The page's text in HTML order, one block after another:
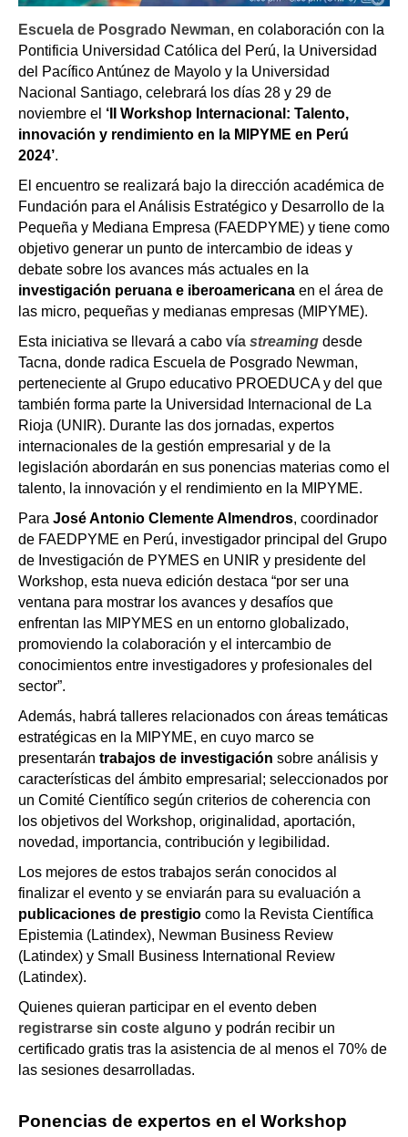
Escuela de Posgrado Newman, en colaboración con la
Pontificia Universidad Católica del Perú, la Universidad
del Pacífico Antúnez de Mayolo y la Universidad
Nacional Santiago, celebrará los días 28 y 29 de
noviembre el ‘II Workshop Internacional: Talento,
innovación y rendimiento en la MIPYME en Perú
2024’.
El encuentro se realizará bajo la dirección académica de
Fundación para el Análisis Estratégico y Desarrollo de la
Pequeña y Mediana Empresa (FAEDPYME) y tiene como
objetivo generar un punto de intercambio de ideas y
debate sobre los avances más actuales en la
investigación peruana e iberoamericana en el área de
las micro, pequeñas y medianas empresas (MIPYME).
Esta iniciativa se llevará a cabo vía streaming desde
Tacna, donde radica Escuela de Posgrado Newman,
perteneciente al Grupo educativo PROEDUCA y del que
también forma parte la Universidad Internacional de La
Rioja (UNIR). Durante las dos jornadas, expertos
internacionales de la gestión empresarial y de la
legislación abordarán en sus ponencias materias como el
talento, la innovación y el rendimiento en la MIPYME.
Para José Antonio Clemente Almendros, coordinador
de FAEDPYME en Perú, investigador principal del Grupo
de Investigación de PYMES en UNIR y presidente del
Workshop, esta nueva edición destaca “por ser una
ventana para mostrar los avances y desafíos que
enfrentan las MIPYMES en un entorno globalizado,
promoviendo la colaboración y el intercambio de
conocimientos entre investigadores y profesionales del
sector”.
Además, habrá talleres relacionados con áreas temáticas
estratégicas en la MIPYME, en cuyo marco se
presentarán trabajos de investigación sobre análisis y
características del ámbito empresarial; seleccionados por
un Comité Científico según criterios de coherencia con
los objetivos del Workshop, originalidad, aportación,
novedad, importancia, contribución y legibilidad.
Los mejores de estos trabajos serán conocidos al
finalizar el evento y se enviarán para su evaluación a
publicaciones de prestigio como la Revista Científica
Epistemia (Latindex), Newman Business Review
(Latindex) y Small Business International Review
(Latindex).
Quienes quieran participar en el evento deben
registrarse sin coste alguno y podrán recibir un
certificado gratis tras la asistencia de al menos el 70% de
las sesiones desarrolladas.
Ponencias de expertos en el Workshop